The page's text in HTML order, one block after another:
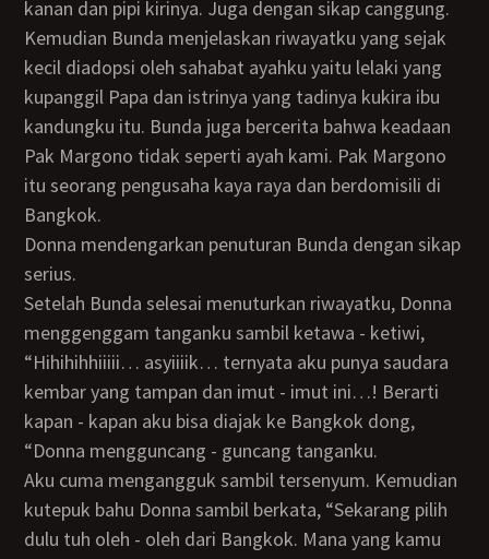
kanan dan pipi kirinya. Juga dengan sikap canggung.
Kemudian Bunda menjelaskan riwayatku yang sejak
kecil diadopsi oleh sahabat ayahku yaitu lelaki yang
kupanggil Papa dan istrinya yang tadinya kukira ibu
kandungku itu. Bunda juga bercerita bahwa keadaan
Pak Margono tidak seperti ayah kami. Pak Margono
itu seorang pengusaha kaya raya dan berdomisili di
Bangkok.
Donna mendengarkan penuturan Bunda dengan sikap
serius.
Setelah Bunda selesai menuturkan riwayatku, Donna
menggenggam tanganku sambil ketawa - ketiwi,
“Hihihihhiiiii… asyiiiik… ternyata aku punya saudara
kembar yang tampan dan imut - imut ini…! Berarti
kapan - kapan aku bisa diajak ke Bangkok dong,
“Donna mengguncang - guncang tanganku.
Aku cuma mengangguk sambil tersenyum. Kemudian
kutepuk bahu Donna sambil berkata, “Sekarang pilih
dulu tuh oleh - oleh dari Bangkok. Mana yang kamu